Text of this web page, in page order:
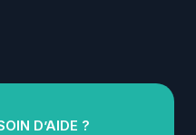
D’AIDE ?